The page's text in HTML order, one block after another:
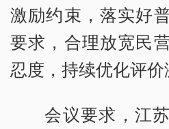
激励约束，落实好
要求，合理放宽民
忍度，持续优化评价
会议要求，江